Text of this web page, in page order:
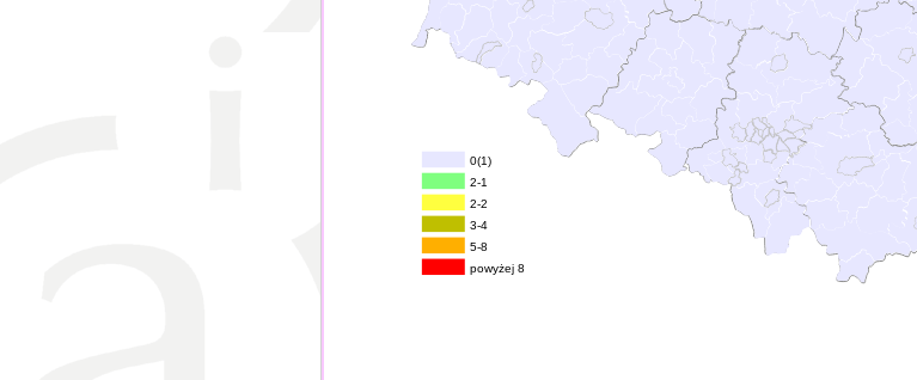
0(1)
2-1
2-2
3-4
5-8
powyżej 8